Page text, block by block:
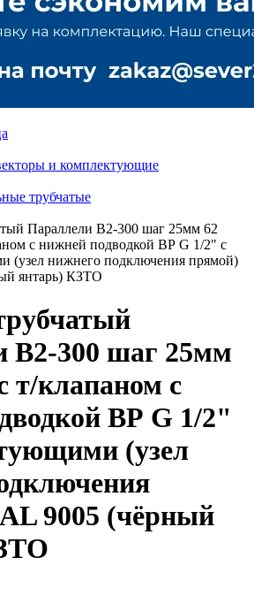
и комплектующие
трубчатые
Параллели В2-300 шаг 25мм 62
с нижней подводкой ВР G 1/2" с
(узел нижнего подключения прямой)
янтарь) КЗТО
В2-300 шаг 25мм
т/клапаном с
ВР G 1/2"
(узел
9005 (чёрный